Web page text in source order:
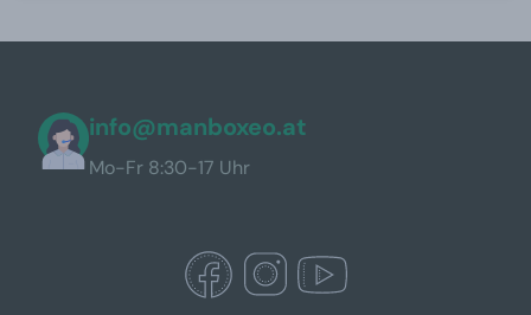
info@manboxeo.at
Mo-Fr 8:30-17 Uhr